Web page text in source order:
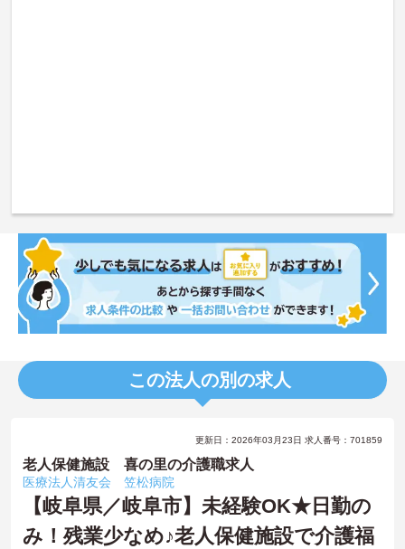
この法人の別の求人
更新日：2026年03月23日 求人番号：701859
老人保健施設 喜の里の介護職求人
医療法人清友会 笠松病院
【岐阜県／岐阜市】未経験OK★日勤の
み！残業少なめ♪老人保健施設で介護福